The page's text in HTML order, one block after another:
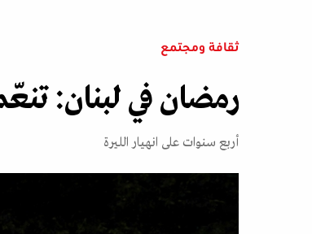
ثقافة ومجتمع
رمضان في لبنان:
أربع سنوات على انهيار الليرة